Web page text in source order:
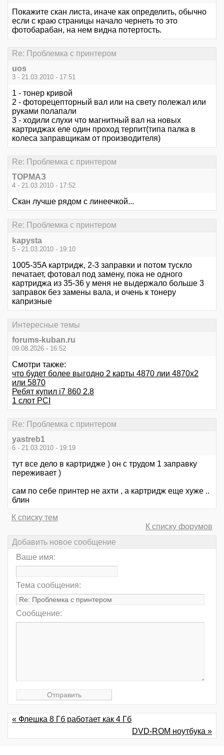
Покажите скан листа, иначе как определить, обычно
если с краю страницы начало чернеть то это
фотобарабан, на нем видна потертость.
Re: Проблемка с принтером
uos
3 - 21.03.2010 - 17:51
1 - тонер кривой
2 - фоторецепторный вал или на свету полежал или
руками полапали
3 - ходили слухи что магнитный вал на новых
картриджах еле один проход терпит(типа палка в
колеса заправщикам от производителя)
Re: Проблемка с принтером
ТОРМАЗ
4 - 21.03.2010 - 17:52
Скан лучше рядом с линеечкой...
Re: Проблемка с принтером
kapysta
5 - 21.03.2010 - 19:10
1005-35A картридж, 2-3 заправки и потом тускло
печатает, фотовал под замену, пока не одного
картриджа из 35-36 у меня не выдержало больше 3
заправок без замены вала, и очень к тонеру
капризные
Интересные темы
forums-kuban.ru
09.08.2026 - 16:52
Смотри также:
что будет более выгодно 2 карты 4870 лии 4870x2
или 5870
Ребят купил i7 860 2.8
1 слот PCI
Re: Проблемка с принтером
yastreb1
6 - 21.03.2010 - 19:19
тут все дело в картридже ) он с трудом 1 заправку
переживает )
сам по себе принтер не ахти , а картридж еще хуже ..
блин
К списку тем
К списку форумов
Добавить новое сообщение
Ваше имя:
Тема сообщения:
Сообщение:
« Флешка 8 Гб работает как 4 Гб
DVD-ROM ноутбука »